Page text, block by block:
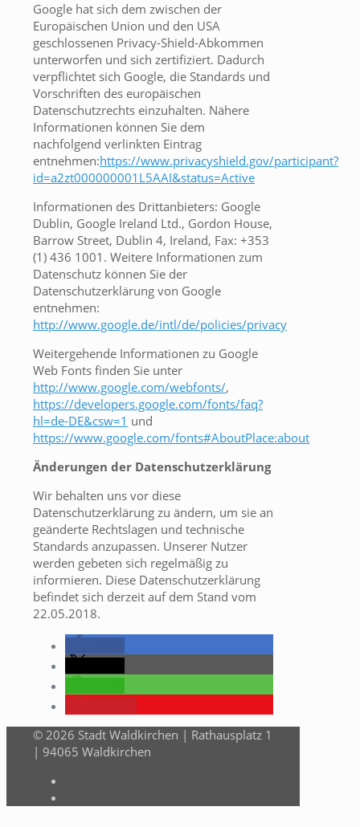
Google hat sich dem zwischen der
Europäischen Union und den USA
geschlossenen Privacy-Shield-Abkommen
unterworfen und sich zertifiziert. Dadurch
verpflichtet sich Google, die Standards und
Vorschriften des europäischen
Datenschutzrechts einzuhalten. Nähere
Informationen können Sie dem
nachfolgend verlinkten Eintrag
entnehmen:https://www.privacyshield.gov/participant?
id=a2zt000000001L5AAI&status=Active
Informationen des Drittanbieters: Google
Dublin, Google Ireland Ltd., Gordon House,
Barrow Street, Dublin 4, Ireland, Fax: +353
(1) 436 1001. Weitere Informationen zum
Datenschutz können Sie der
Datenschutzerklärung von Google
entnehmen:
http://www.google.de/intl/de/policies/privacy
Weitergehende Informationen zu Google
Web Fonts finden Sie unter
http://www.google.com/webfonts/,
https://developers.google.com/fonts/faq?
hl=de-DE&csw=1 und
https://www.google.com/fonts#AboutPlace:about
Änderungen der Datenschutzerklärung
Wir behalten uns vor diese
Datenschutzerklärung zu ändern, um sie an
geänderte Rechtslagen und technische
Standards anzupassen. Unserer Nutzer
werden gebeten sich regelmäßig zu
informieren. Diese Datenschutzerklärung
befindet sich derzeit auf dem Stand vom
22.05.2018.
© 2026 Stadt Waldkirchen | Rathausplatz 1
| 94065 Waldkirchen